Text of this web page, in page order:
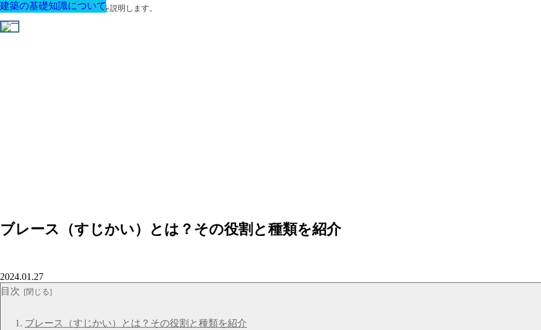
建築に関する用語と関連法令を説明します。
ブレース（すじかい）とは？その役割と種類を紹介
建築の基礎知識について
2024.01.27
目次
ブレース（すじかい）とは？その役割と種類を紹介
建築の基礎知識について
建築の基礎知識について
建築の基礎知識について
建築の基礎知識について
建築の基礎知識について
建築の基礎知識について